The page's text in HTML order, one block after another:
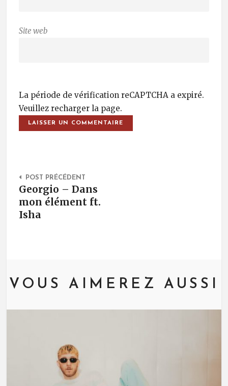
Site web
La période de vérification reCAPTCHA a expiré.
Veuillez recharger la page.
Post Navigation
POST PRÉCÉDENT
Georgio – Dans
mon élément ft.
Isha
VOUS AIMEREZ AUSSI